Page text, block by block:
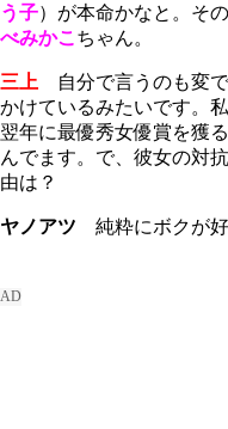
う子）が本命かなと。そ
べみかこ ちゃん。
三上 自分で言うのも変
かけているみたいです。
翌年に最優秀女優賞を獲
んでます。で、彼女の対
由は？
ヤノアツ 純粋にボクが好